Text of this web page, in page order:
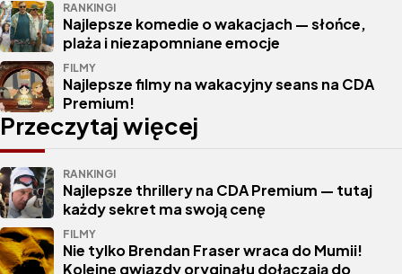
RANKINGI
Najlepsze komedie o wakacjach — słońce,
plaża i niezapomniane emocje
FILMY
Najlepsze filmy na wakacyjny seans na CDA
Premium!
Przeczytaj więcej
RANKINGI
Najlepsze thrillery na CDA Premium — tutaj
każdy sekret ma swoją cenę
FILMY
Nie tylko Brendan Fraser wraca do Mumii!
Kolejne gwiazdy oryginału dołączają do